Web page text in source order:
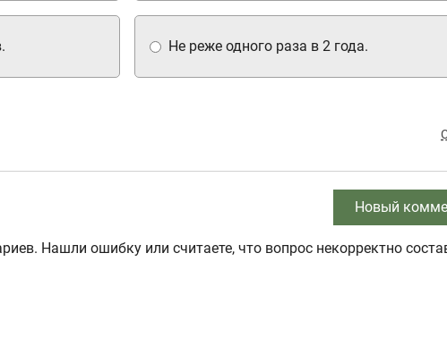
Не реже одного раза в 2 года.
Новый
Нашли ошибку или считаете, что вопрос некорректно